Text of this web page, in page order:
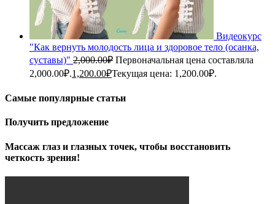
Видеокурс
"Как вернуть молодость лица и здоровое тело (осанка,
суставы)" 2,000.00₽ Первоначальная цена составляла
2,000.00₽.1,200.00₽Текущая цена: 1,200.00₽.
Самые популярные статьи
Получить предложение
Массаж глаз и глазных точек, чтобы восстановить
четкость зрения!